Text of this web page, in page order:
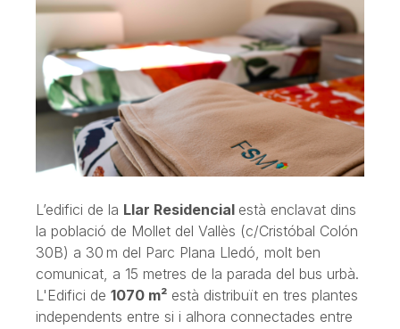
L’edifici de la Llar Residencial està enclavat dins
la població de Mollet del Vallès (c/Cristóbal Colón
30B) a 30 m del Parc Plana Lledó, molt ben
comunicat, a 15 metres de la parada del bus urbà.
L'Edifici de 1070 m² està distribuït en tres plantes
independents entre si i alhora connectades entre